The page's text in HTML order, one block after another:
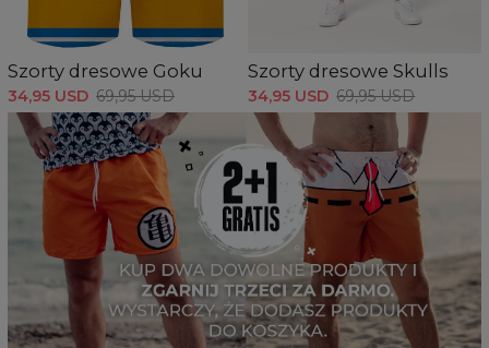
Szorty dresowe Goku
34,95 USD 69,95 USD
Szorty dresowe Skulls
34,95 USD 69,95 USD